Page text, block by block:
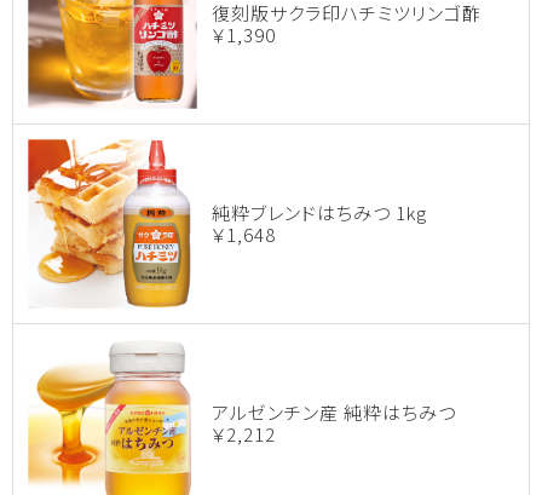
復刻版サクラ印ハチミツリンゴ酢
￥1,390
純粋ブレンドはちみつ 1kg
￥1,648
アルゼンチン産 純粋はちみつ
￥2,212